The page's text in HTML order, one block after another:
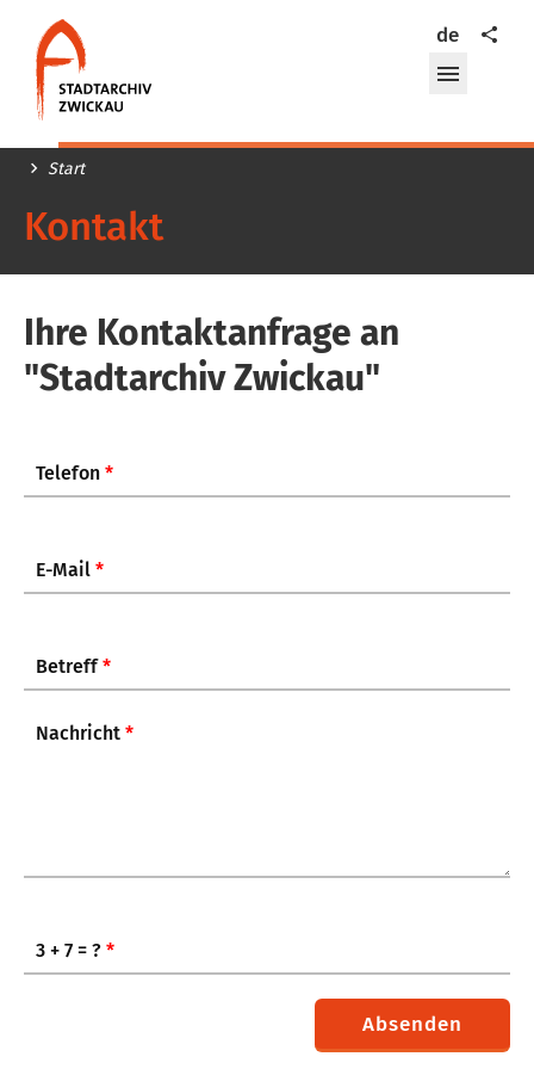
de
Teilen
Start
Kontakt
Ihre Kontaktanfrage an
"Stadtarchiv Zwickau"
Telefon *
E-Mail *
Betreff*
Nachricht *
3 + 7 = ? *
Absenden